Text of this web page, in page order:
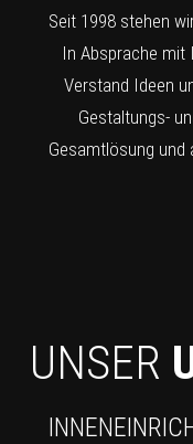
Seit 1998 stehen
In Absprache mit
Verstand Ideen
Gestaltungs-
Gesamtlösung
UNSER